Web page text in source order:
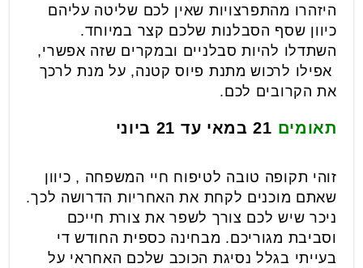
היזהרו מהתפרצויות שאין לכם שליטה עליהם
כיוון שסף הסבלנות שלכם קצר במיוחד.
השתדלו להיות סבלניים ובמקרים שזה אפשרי,
אפילו לרכוש מתנת פיוס קטנה, על מנת לרכך
את הקרובים לכם.
תאומים 21 במאי עד 21 ביוני
זוהי תקופה טובה לטיפוח חיי המשפחה , כיוון
שאתם מוכנים לקחת את האחריות הדרושה לכך.
ניכר שיש לכם צורך לשפר את צורת חייכם
וסביבת מגוריכם. מבחינה כספית החודש די
בעייתי בגלל נסיגת הכוכב שלכם האחראי על